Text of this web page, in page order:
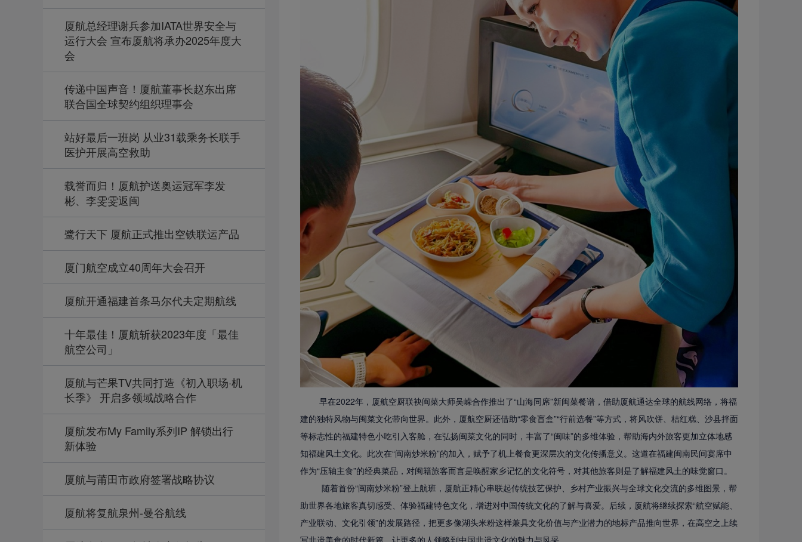
厦航总经理谢兵参加IATA世界安全与
运行大会 宣布厦航将承办2025年度大
会
传递中国声音！厦航董事长赵东出席
联合国全球契约组织理事会
站好最后一班岗 从业31载乘务长联手
医护开展高空救助
载誉而归！厦航护送奥运冠军李发
彬、李雯雯返闽
鹭行天下 厦航正式推出空铁联运产品
厦门航空成立40周年大会召开
厦航开通福建首条马尔代夫定期航线
十年最佳！厦航斩获2023年度「最佳
航空公司」
厦航与芒果TV共同打造《初入职场·机
长季》 开启多领域战略合作
厦航发布My Family系列IP 解锁出行
新体验
厦航与莆田市政府签署战略协议
厦航将复航泉州-曼谷航线
早在2022年，厦航空厨联袂闽菜大师吴嵘合作推出了“山海同席”新闽菜餐谱，借助厦航通达全球的航线网络，将福
建的独特风物与闽菜文化带向世界。此外，厦航空厨还借助“零食盲盒”“行前选餐”等方式，将风吹饼、桔红糕、沙县拌面
等标志性的福建特色小吃引入客舱，在弘扬闽菜文化的同时，丰富了“闽味”的多维体验，帮助海内外旅客更加立体地感
知福建风土文化。此次在“闽南炒米粉”的加入，赋予了机上餐食更深层次的文化传播意义。这道在福建闽南民间宴席中
作为“压轴主食”的经典菜品，对闽籍旅客而言是唤醒家乡记忆的文化符号，对其他旅客则是了解福建风土的味觉窗口。
随着首份“闽南炒米粉”登上航班，厦航正精心串联起传统技艺保护、乡村产业振兴与全球文化交流的多维图景，帮
助世界各地旅客真切感受、体验福建特色文化，增进对中国传统文化的了解与喜爱。后续，厦航将继续探索“航空赋能、
产业联动、文化引领”的发展路径，把更多像湖头米粉这样兼具文化价值与产业潜力的地标产品推向世界，在高空之上续
写非遗美食的时代新篇，让更多的人领略到中国非遗文化的魅力与风采。